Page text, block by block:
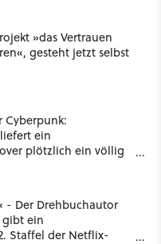
»das Vertrauen
gesteht jetzt selbst
Cyberpunk:
ein
plötzlich ein völlig
- Der Drehbuchautor
gibt ein
Staffel der Netflix-